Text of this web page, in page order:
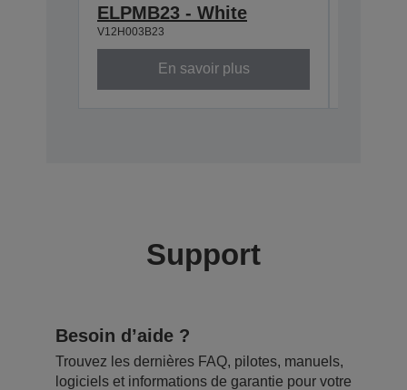
ELPMB23 - White
V12H003B23
En savoir plus
Support
Besoin d’aide ?
Trouvez les dernières FAQ, pilotes, manuels,
logiciels et informations de garantie pour votre